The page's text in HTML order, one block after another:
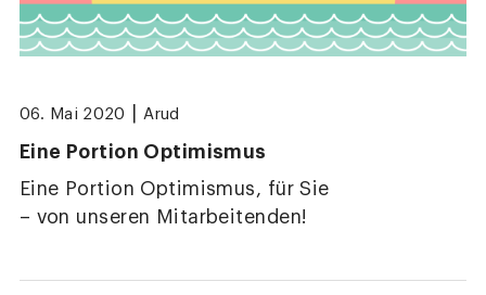
06. Mai 2020 Arud
Eine Portion Optimismus
Eine Portion Optimismus, für Sie
– von unseren Mitarbeitenden!